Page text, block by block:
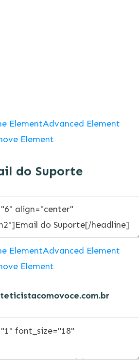
ElementAdvanced Element
Element
do Suporte
ElementAdvanced Element
Element